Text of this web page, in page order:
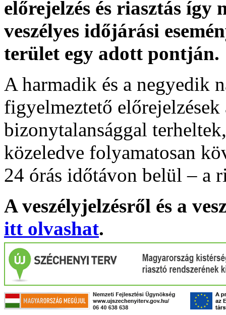
előrejelzés és riasztás
veszélyes időjárási
terület egy adott pontján.
A harmadik és a negyedik
figyelmeztető
bizonytalansággal
közeledve folyamatosan
24 órás időtávon belül – a
A veszélyjelzésről és a
itt olvashat.